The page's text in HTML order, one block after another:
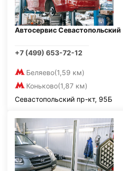
Автосервис Севастопольский
+7 (499) 653-72-12
Беляево(1,59 км)
Коньково(1,87 км)
Севастопольский пр-кт, 95Б